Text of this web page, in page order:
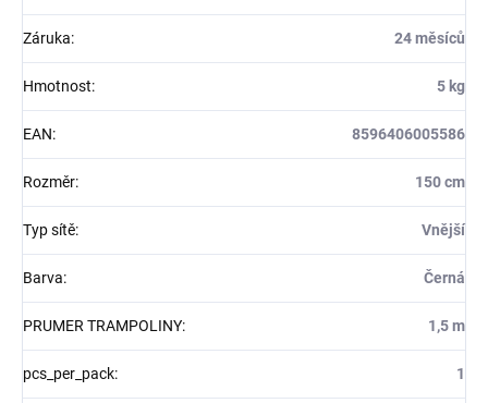
Záruka: 24 měsíců
Hmotnost: 5 kg
EAN: 8596406005586
Rozměr: 150 cm
Typ sítě: Vnější
Barva: Černá
PRUMER TRAMPOLINY: 1,5 m
pcs_per_pack: 1